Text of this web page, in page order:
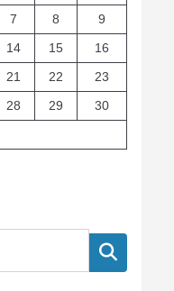
7 8
9
14 15
16
21 22
23
28 29
30
ค้นหา